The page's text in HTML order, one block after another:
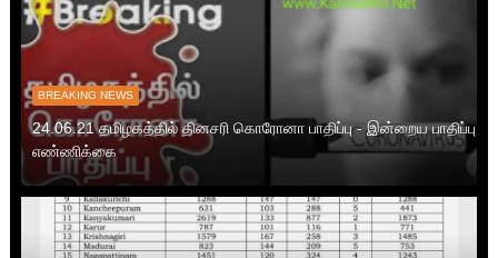
BREAKING NEWS
24.06.21 தமிழகத்தில் தினசரி கொரோனா பாதிப்பு - இன்றைய பாதிப்பு
எண்ணிக்கை